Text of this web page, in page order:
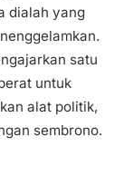
dialah yang
satu
untuk
alat politik,
sembrono.